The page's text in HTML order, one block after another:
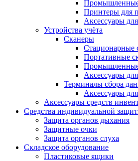
Промышленные
Принтеры для
Аксессуары
Устройства учёта
Сканеры
Стационарные
Портативные
Аксессуары
Терминалы сбора
Аксессуары
Аксессуары средств
Средства индивидуальной
Защита органов дыхания
Защитные очки
Защита органов слуха
Складское оборудование
Пластиковые ящики